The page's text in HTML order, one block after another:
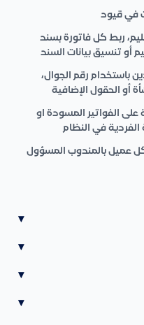
في قيود
ربط كل فاتورة بسند
أو تنسيق بيانات السند
باستخدام رقم الجوال،
أو الحقول الإضافية
على الفواتير المسودة او
الفردية في النظام
عميل بالمندوب المسؤول
▾
▾
▾
▾